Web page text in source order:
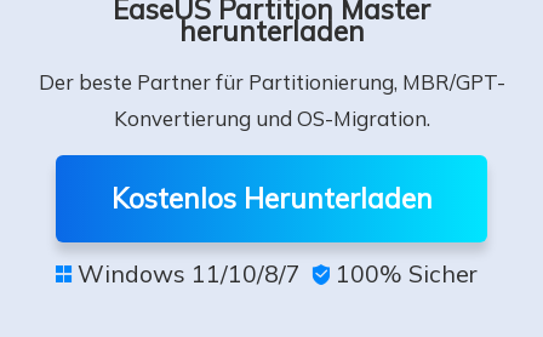
EaseUS Partition Master
herunterladen
Der beste Partner für Partitionierung, MBR/GPT-
Konvertierung und OS-Migration.
Kostenlos Herunterladen
 Windows 11/10/8/7  100% Sicher